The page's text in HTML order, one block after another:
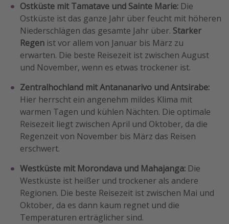
Ostküste mit Tamatave und Sainte Marie: Die
Ostküste ist das ganze Jahr über feucht mit höheren
Niederschlägen das gesamte Jahr über. Starker
Regen ist vor allem von Januar bis März zu
erwarten. Die beste Reisezeit ist zwischen August
und November, wenn es etwas trockener ist.
Zentralhochland mit Antananarivo und Antsirabe:
Hier herrscht ein angenehm mildes Klima mit
warmen Tagen und kühlen Nächten. Die optimale
Reisezeit liegt zwischen April und Oktober, da die
Regenzeit von November bis März das Reisen
erschwert.
Westküste mit Morondava und Mahajanga: Die
Westküste ist heißer und trockener als andere
Regionen. Die beste Reisezeit ist zwischen Mai und
Oktober, da es dann kaum regnet und die
Temperaturen erträglicher sind.